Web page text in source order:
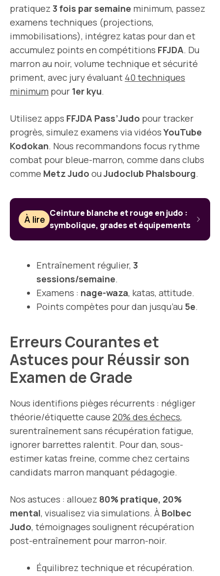
pratiquez 3 fois par semaine minimum, passez
examens techniques (projections,
immobilisations), intégrez katas pour dan et
accumulez points en compétitions FFJDA. Du
marron au noir, volume technique et sécurité
priment, avec jury évaluant 40 techniques
minimum pour 1er kyu.
Utilisez apps FFJDA Pass’Judo pour tracker
progrès, simulez examens via vidéosYouTube
Kodokan. Nous recommandons focus rythme
combat pour bleue-marron, comme dans clubs
comme Metz Judo ouJudoclub Phalsbourg.
À lire
Ceinture blanche et rouge en judo :
symbolique, grades et équipements
Entraînement régulier, 3
sessions/semaine.
Examens : nage-waza, katas, attitude.
Points compètes pour dan jusqu’au 5e.
Erreurs Courantes et
Astuces pour Réussir son
Examen de Grade
Nous identifions pièges récurrents : négliger
théorie/étiquette cause 20% des échecs,
surentraînement sans récupération fatigue,
ignorer barrettes ralentit. Pour dan, sous-
estimer katas freine, comme chez certains
candidats marron manquant pédagogie.
Nos astuces : allouez 80% pratique, 20%
mental, visualisez via simulations. À Bolbec
Judo, témoignages soulignent récupération
post-entraînement pour marron-noir.
Équilibrez technique et récupération.